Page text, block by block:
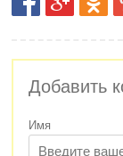
Добавить
Имя